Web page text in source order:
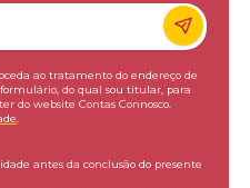
ao tratamento do endereço de
do qual sou titular, para
do website Contas Connosco.
antes da conclusão do presente